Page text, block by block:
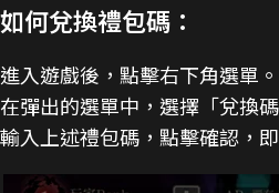
如何兌換禮包碼：
進入遊戲後，點擊右下角選單。
在彈出的選單中，選擇「兌換
輸入上述禮包碼，點擊確認，